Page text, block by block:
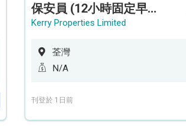
保安員 (12小時固定早更/夜更) (荃灣深井住宅|設穿梭巴士)
Kerry Properties Limited
荃灣
N/A
刊登於 1日前